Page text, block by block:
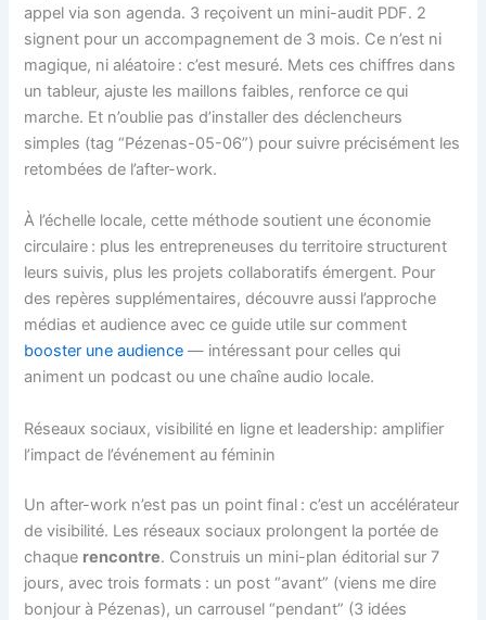
appel via son agenda. 3 reçoivent un mini-audit PDF. 2
signent pour un accompagnement de 3 mois. Ce n’est ni
magique, ni aléatoire : c’est mesuré. Mets ces chiffres dans
un tableur, ajuste les maillons faibles, renforce ce qui
marche. Et n’oublie pas d’installer des déclencheurs
simples (tag “Pézenas-05-06”) pour suivre précisément les
retombées de l’after-work.
À l’échelle locale, cette méthode soutient une économie
circulaire : plus les entrepreneuses du territoire structurent
leurs suivis, plus les projets collaboratifs émergent. Pour
des repères supplémentaires, découvre aussi l’approche
médias et audience avec ce guide utile sur comment
booster une audience — intéressant pour celles qui
animent un podcast ou une chaîne audio locale.
Réseaux sociaux, visibilité en ligne et leadership: amplifier
l’impact de l’événement au féminin
Un after-work n’est pas un point final : c’est un accélérateur
de visibilité. Les réseaux sociaux prolongent la portée de
chaque rencontre. Construis un mini-plan éditorial sur 7
jours, avec trois formats : un post “avant” (viens me dire
bonjour à Pézenas), un carrousel “pendant” (3 idées